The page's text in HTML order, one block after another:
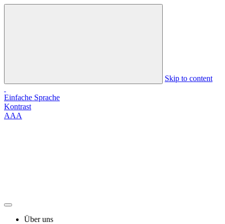
Skip to content
Einfache Sprache
Kontrast
AAA
Über uns